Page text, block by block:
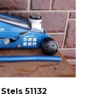
51132